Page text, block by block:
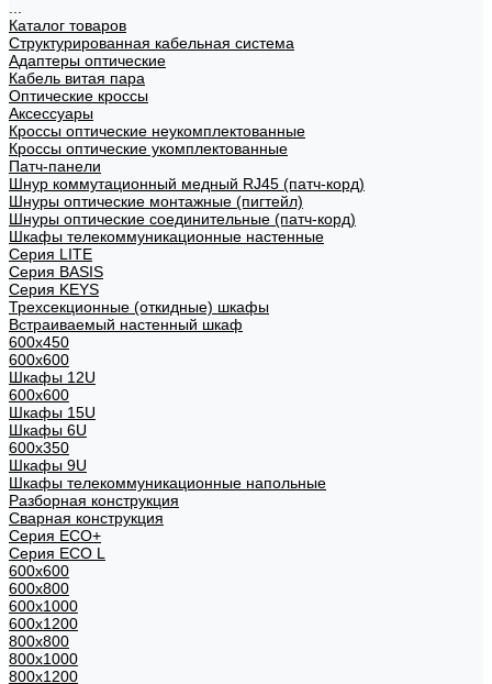
Каталог товаров
Структурированная кабельная система
Адаптеры оптические
Кабель витая пара
Оптические кроссы
Аксессуары
Кроссы оптические неукомплектованные
Кроссы оптические укомплектованные
Патч-панели
Шнур коммутационный медный RJ45 (патч-корд)
Шнуры оптические монтажные (пигтейл)
Шнуры оптические соединительные (патч-корд)
Шкафы телекоммуникационные настенные
Cерия LITE
Cерия BASIS
Cерия KEYS
Трехсекционные (откидные) шкафы
Встраиваемый настенный шкаф
600x450
600x600
Шкафы 12U
600x600
Шкафы 15U
Шкафы 6U
600x350
Шкафы 9U
Шкафы телекоммуникационные напольные
Разборная конструкция
Сварная конструкция
Серия ECO+
Серия ECO L
600x600
600x800
600х1000
600х1200
800x800
800х1000
800х1200